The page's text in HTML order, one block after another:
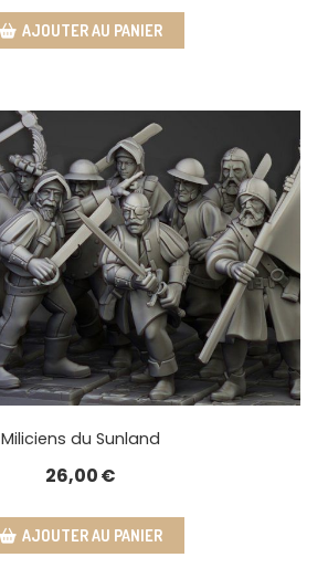
AJOUTER AU PANIER
Miliciens du Sunland
26,00€
AJOUTER AU PANIER